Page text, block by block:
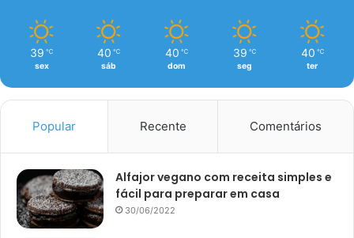
39 ℃
sex
40 ℃
sáb
40 ℃
dom
39 ℃
seg
40 ℃
ter
Popular Recente Comentários
Alfajor vegano com receita simples e
fácil para preparar em casa
30/06/2022